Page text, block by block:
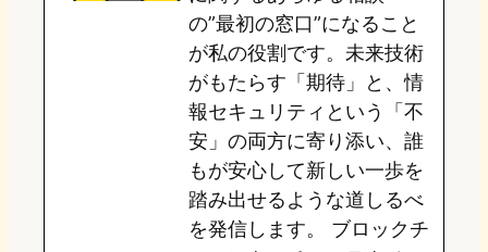
n
k
の”最初の窓口”になること
が私の役割です。未来技術
がもたらす「期待」と、情
報セキュリティという「不
安」の両方に寄り添い、誰
もが安心して新しい一歩を
踏み出せるような道しるべ
を発信します。 ブロックチ